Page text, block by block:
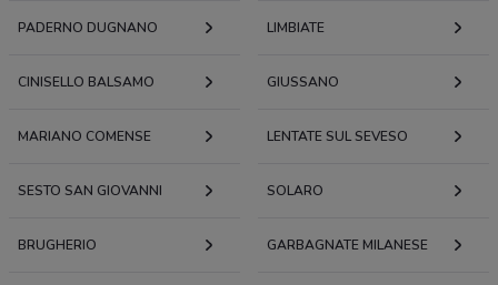
PADERNO DUGNANO LIMBIATE
CINISELLO BALSAMO GIUSSANO
MARIANO COMENSE LENTATE SUL SEVESO
SESTO SAN GIOVANNI SOLARO
BRUGHERIO GARBAGNATE MILANESE